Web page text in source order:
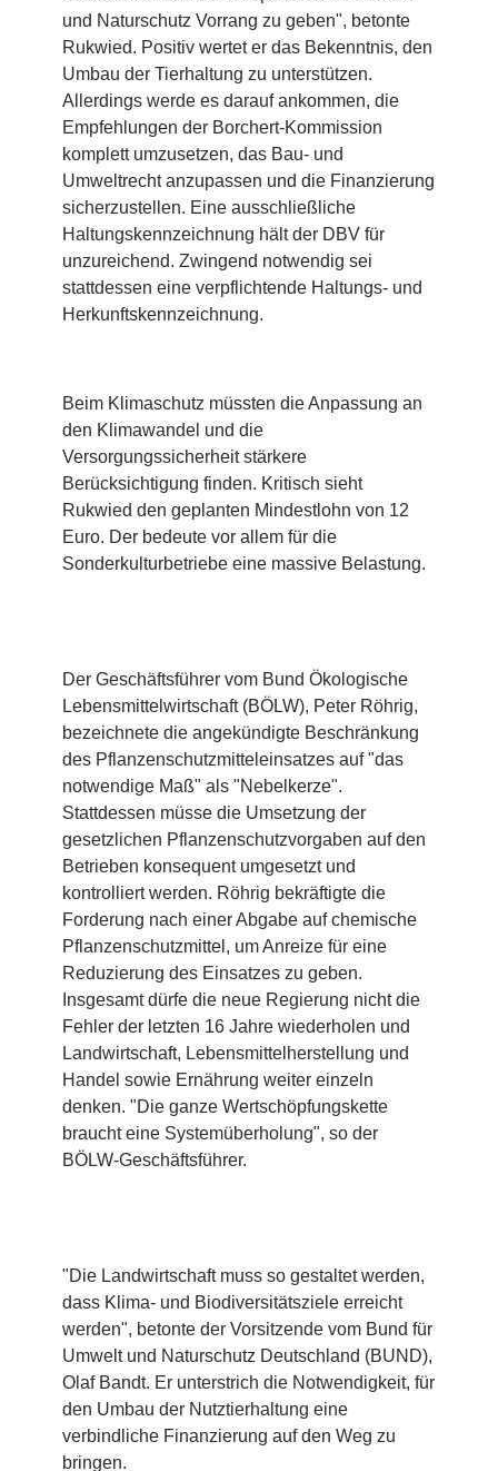
und Naturschutz Vorrang zu geben", betonte
Rukwied. Positiv wertet er das Bekenntnis, den
Umbau der Tierhaltung zu unterstützen.
Allerdings werde es darauf ankommen, die
Empfehlungen der Borchert-Kommission
komplett umzusetzen, das Bau- und
Umweltrecht anzupassen und die Finanzierung
sicherzustellen. Eine ausschließliche
Haltungskennzeichnung hält der DBV für
unzureichend. Zwingend notwendig sei
stattdessen eine verpflichtende Haltungs- und
Herkunftskennzeichnung.
Beim Klimaschutz müssten die Anpassung an
den Klimawandel und die
Versorgungssicherheit stärkere
Berücksichtigung finden. Kritisch sieht
Rukwied den geplanten Mindestlohn von 12
Euro. Der bedeute vor allem für die
Sonderkulturbetriebe eine massive Belastung.
Der Geschäftsführer vom Bund Ökologische
Lebensmittelwirtschaft (BÖLW), Peter Röhrig,
bezeichnete die angekündigte Beschränkung
des Pflanzenschutzmitteleinsatzes auf "das
notwendige Maß" als "Nebelkerze".
Stattdessen müsse die Umsetzung der
gesetzlichen Pflanzenschutzvorgaben auf den
Betrieben konsequent umgesetzt und
kontrolliert werden. Röhrig bekräftigte die
Forderung nach einer Abgabe auf chemische
Pflanzenschutzmittel, um Anreize für eine
Reduzierung des Einsatzes zu geben.
Insgesamt dürfe die neue Regierung nicht die
Fehler der letzten 16 Jahre wiederholen und
Landwirtschaft, Lebensmittelherstellung und
Handel sowie Ernährung weiter einzeln
denken. "Die ganze Wertschöpfungskette
braucht eine Systemüberholung", so der
BÖLW-Geschäftsführer.
"Die Landwirtschaft muss so gestaltet werden,
dass Klima- und Biodiversitätsziele erreicht
werden", betonte der Vorsitzende vom Bund für
Umwelt und Naturschutz Deutschland (BUND),
Olaf Bandt. Er unterstrich die Notwendigkeit, für
den Umbau der Nutztierhaltung eine
verbindliche Finanzierung auf den Weg zu
bringen.